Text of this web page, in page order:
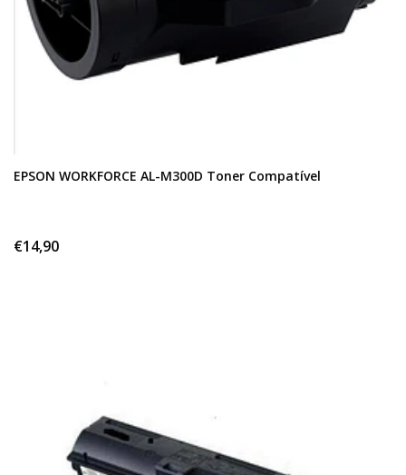
EPSON WORKFORCE AL-M300D Toner Compatível
€14,90